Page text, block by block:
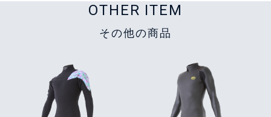
OTHER ITEM
その他の商品